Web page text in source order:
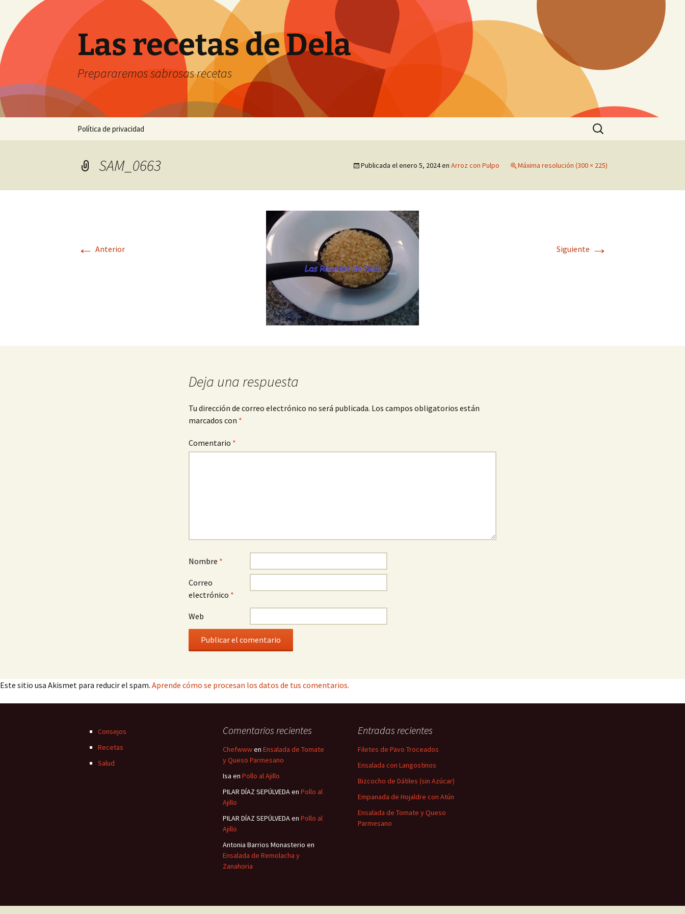
contenido
Las recetas de Dela
Prepararemos sabrosas recetas
Política de privacidad
Buscar:
SAM_0663 Publicada elenero 5, 2024en Arroz con Pulpo Máxima resolución (300 × 225)
← Anterior Siguiente →
Deja una respuesta
Tu dirección de correo electrónico no será publicada. Los campos obligatorios están
marcados con *
Comentario *
Nombre *
Correo
electrónico *
Web
Este sitio usa Akismet para reducir el spam. Aprende cómo se procesan los datos de tus comentarios.
Consejos
Recetas
Salud
Comentarios recientes
Chefwwwen Ensalada de Tomate
y Queso Parmesano
Isa en Pollo al Ajillo
PILAR DÍAZ SEPÚLVEDAen Pollo al
Ajillo
PILAR DÍAZ SEPÚLVEDAen Pollo al
Ajillo
Antonia Barrios Monasterio en
Ensalada de Remolacha y
Zanahoria
Entradas recientes
Filetes de Pavo Troceados
Ensalada con Langostinos
Bizcocho de Dátiles (sin Azúcar)
Empanada de Hojaldre con Atún
Ensalada de Tomate y Queso
Parmesano